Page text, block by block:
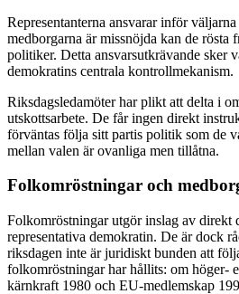
Representanterna ansvarar inför
medborgarna är missnöjda kan de rösta
politiker. Detta ansvarsutkrävande sker
demokratins centrala kontrollmekanism.
Riksdagsledamöter har plikt att delta i
utskottsarbete. De får ingen direkt
förväntas följa sitt partis politik som de
mellan valen är ovanliga men tillåtna.
Folkomröstningar och
Folkomröstningar utgör inslag av direkt
representativa demokratin. De är dock
riksdagen inte är juridiskt bunden att
folkomröstningar har hållits: om höger-
kärnkraft 1980 och EU-medlemskap